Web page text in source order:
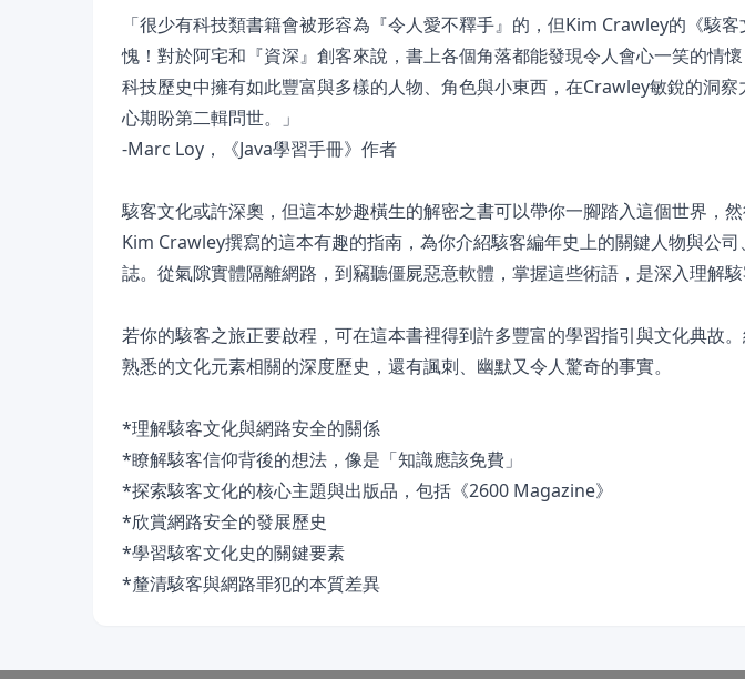
「很少有科技類書籍會被形容為『令人愛不釋手』的，但Kim Crawley的《駭
愧！對於阿宅和『資深』創客來說，書上各個角落都能發現令人會心一笑的情
科技歷史中擁有如此豐富與多樣的人物、角色與小東西，在Crawley敏銳的洞
心期盼第二輯問世。」
-Marc Loy，《Java學習手冊》作者
駭客文化或許深奧，但這本妙趣橫生的解密之書可以帶你一腳踏入這個世界，
Kim Crawley撰寫的這本有趣的指南，為你介紹駭客編年史上的關鍵人物與公
誌。從氣隙實體隔離網路，到竊聽僵屍惡意軟體，掌握這些術語，是深入理解駭
若你的駭客之旅正要啟程，可在這本書裡得到許多豐富的學習指引與文化典故
熟悉的文化元素相關的深度歷史，還有諷刺、幽默又令人驚奇的事實。
*理解駭客文化與網路安全的關係
*瞭解駭客信仰背後的想法，像是「知識應該免費」
*探索駭客文化的核心主題與出版品，包括《2600 Magazine》
*欣賞網路安全的發展歷史
*學習駭客文化史的關鍵要素
*釐清駭客與網路罪犯的本質差異